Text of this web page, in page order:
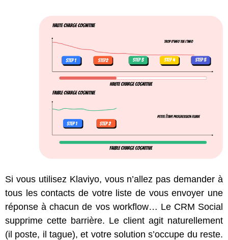
Si vous utilisez Klaviyo, vous n’allez pas demander à
tous les contacts de votre liste de vous envoyer une
réponse à chacun de vos workflow… Le CRM Social
supprime cette barrière. Le client agit naturellement
(il poste, il tague), et votre solution s’occupe du reste.